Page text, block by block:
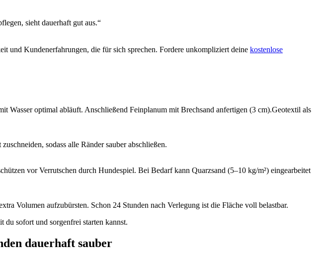
sieht dauerhaft gut aus.“
und Kundenerfahrungen, die für sich sprechen. Fordere unkompliziert deine kostenlose
Wasser optimal abläuft. Anschließend Feinplanum mit Brechsand anfertigen (3 cm).Geotextil als
sodass alle Ränder sauber abschließen.
vor Verrutschen durch Hundespiel. Bei Bedarf kann Quarzsand (5–10 kg/m²) eingearbeitet
Volumen aufzubürsten. Schon 24 Stunden nach Verlegung ist die Fläche voll belastbar.
du sofort und sorgenfrei starten kannst.
dauerhaft sauber